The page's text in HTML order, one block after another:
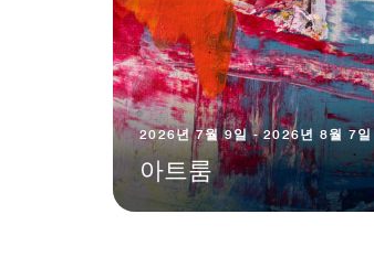
2026년 7월 9일 - 2026년 8월 7일
아트룸